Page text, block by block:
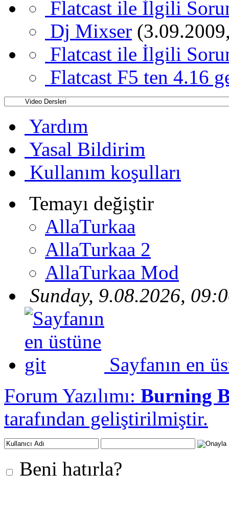
Flatcast ile İlgili
Dj Mixser
Flatcast ile İlgili
Flatcast F5 ten 4.16
Yardım
Yasal Bildirim
Kullanım koşulları
Temayı değiştir
AllaTurkaa
AllaTurkaa 2
AllaTurkaa Mod
Sunday, 9.08.2026,
Sayfanın en
Forum Yazılımı: Burning
tarafından geliştirilmiştir.
Beni hatırla?